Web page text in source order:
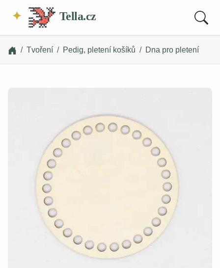
Tella.cz
Tvoření Pedig, pletení košíků Dna pro pletení